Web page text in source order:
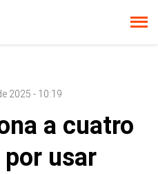
2025 - 10:19
a cuatro
usar